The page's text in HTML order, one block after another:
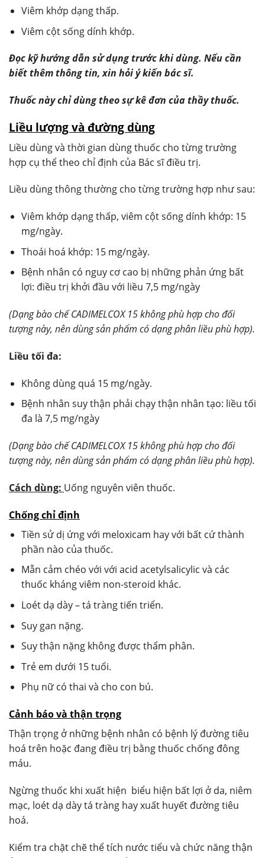
Viêm khớp dạng thấp.
Viêm cột sống dính khớp.
Đọc kỹ hướng dẫn sử dụng trước khi dùng. Nếu cần
biết thêm thông tin, xin hỏi ý kiến bác sĩ.
Thuốc này chỉ dùng theo sự kê đơn của thầy thuốc.
Liều lượng và đường dùng
Liều dùng và thời gian dùng thuốc cho từng trường
hợp cụ thể theo chỉ định của Bác sĩ điều trị.
Liều dùng thông thường cho từng trường hợp như sau:
Viêm khớp dạng thấp, viêm cột sống dính khớp: 15
mg/ngày.
Thoái hoá khớp: 15 mg/ngày.
Bệnh nhân có nguy cơ cao bị những phản ứng bất
lợi: điều trị khởi đầu với liều 7,5 mg/ngày
(Dạng bào chế CADIMELCOX 15 không phù hợp cho đối
tượng này, nên dùng sản phẩm có dạng phân liều phù hợp).
Liều tối đa:
Không dùng quá 15 mg/ngày.
Bệnh nhân suy thận phải chạy thận nhân tạo: liều tối
đa là 7,5 mg/ngày
(Dạng bào chế CADIMELCOX 15 không phù hợp cho đối
tượng này, nên dùng sản phẩm có dạng phân liều phù hợp).
Cách dùng: Uống nguyên viên thuốc.
Chống chỉ định
Tiền sử dị ứng với meloxicam hay với bất cứ thành
phần nào của thuốc.
Mẫn cảm chéo với với acid acetylsalicylic và các
thuốc kháng viêm non-steroid khác.
Loét dạ dày – tá tràng tiến triển.
Suy gan nặng.
Suy thận nặng không được thẩm phân.
Trẻ em dưới 15 tuổi.
Phụ nữ có thai và cho con bú.
Cảnh báo và thận trọng
Thận trọng ở những bệnh nhân có bệnh lý đường tiêu
hoá trên hoặc đang điều trị bằng thuốc chống đông
máu.
Ngừng thuốc khi xuất hiện biểu hiện bất lợi ở da, niêm
mạc, loét dạ dày tá tràng hay xuất huyết đường tiêu
hoá.
Kiểm tra chặt chẽ thể tích nước tiểu và chức năng thận